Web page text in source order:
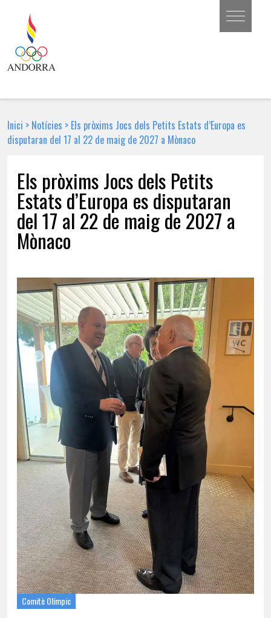
Inici > Notícies > Els pròxims Jocs dels Petits Estats d’Europa es
disputaran del 17 al 22 de maig de 2027 a Mònaco
Els pròxims Jocs dels Petits
Estats d’Europa es disputaran
del 17 al 22 de maig de 2027 a
Mònaco
Comitè Olímpic